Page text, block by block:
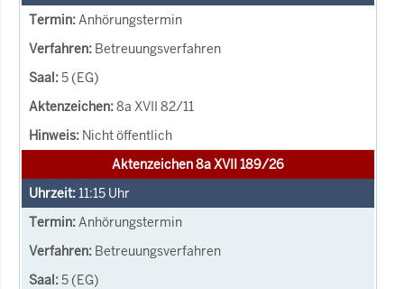
Anhörungstermin
Betreuungsverfahren
5 (EG)
8a XVII 82/11
Nicht öffentlich
Aktenzeichen 8a XVII 189/26
11:15 Uhr
Anhörungstermin
Betreuungsverfahren
5 (EG)